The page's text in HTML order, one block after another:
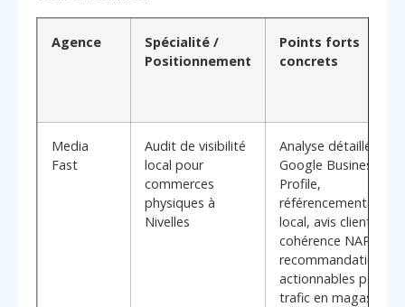
Agence
Spécialité /
Positionnement
Points forts
concrets
Media
Fast
Audit de visibilité
local pour
commerces
physiques à
Nivelles
Analyse détaillée
Google Business
Profile,
référencement
local, avis clients,
cohérence NAP;
recommandations
actionnables pour
trafic en magasin